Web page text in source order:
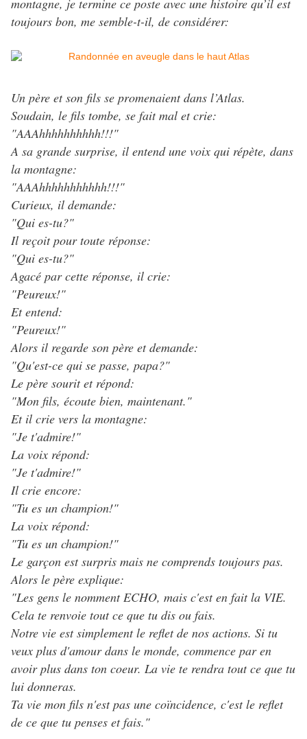
montagne, je termine ce poste avec une histoire qu’il est
toujours bon, me semble-t-il, de considérer:
Un père et son fils se promenaient dans l’Atlas.
Soudain, le fils tombe, se fait mal et crie:
"AAAhhhhhhhhhh!!!"
A sa grande surprise, il entend une voix qui répète, dans
la montagne:
"AAAhhhhhhhhhhh!!!"
Curieux, il demande:
"Qui es-tu?"
Il reçoit pour toute réponse:
"Qui es-tu?"
Agacé par cette réponse, il crie:
"Peureux!"
Et entend:
"Peureux!"
Alors il regarde son père et demande:
"Qu'est-ce qui se passe, papa?"
Le père sourit et répond:
"Mon fils, écoute bien, maintenant."
Et il crie vers la montagne:
"Je t'admire!"
La voix répond:
"Je t'admire!"
Il crie encore:
"Tu es un champion!"
La voix répond:
"Tu es un champion!"
Le garçon est surpris mais ne comprends toujours pas.
Alors le père explique:
"Les gens le nomment ECHO, mais c'est en fait la VIE.
Cela te renvoie tout ce que tu dis ou fais.
Notre vie est simplement le reflet de nos actions. Si tu
veux plus d'amour dans le monde, commence par en
avoir plus dans ton coeur. La vie te rendra tout ce que tu
lui donneras.
Ta vie mon fils n'est pas une coïncidence, c'est le reflet
de ce que tu penses et fais."